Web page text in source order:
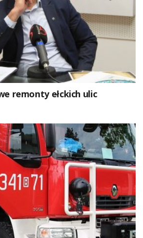
remonty ełckich ulic